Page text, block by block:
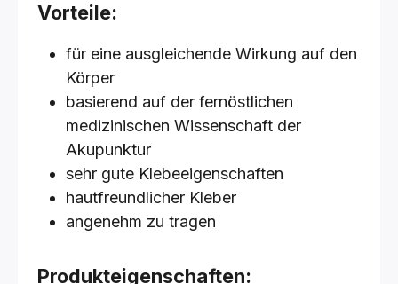
Vorteile:
für eine ausgleichende Wirkung auf den
Körper
basierend auf der fernöstlichen
medizinischen Wissenschaft der
Akupunktur
sehr gute Klebeeigenschaften
hautfreundlicher Kleber
angenehm zu tragen
Produkteigenschaften: